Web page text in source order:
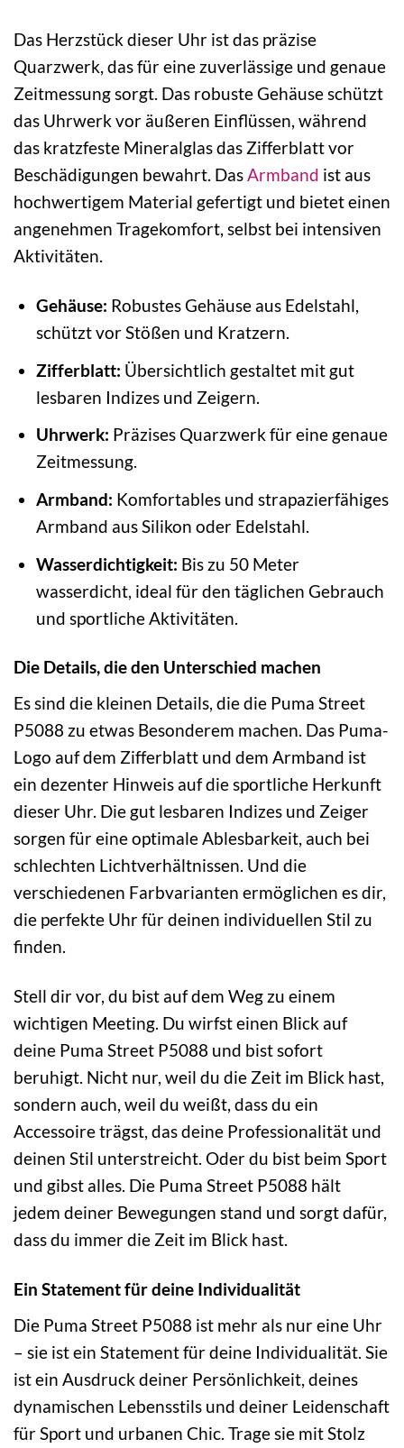
Das Herzstück dieser Uhr ist das präzise
Quarzwerk, das für eine zuverlässige und genaue
Zeitmessung sorgt. Das robuste Gehäuse schützt
das Uhrwerk vor äußeren Einflüssen, während
das kratzfeste Mineralglas das Zifferblatt vor
Beschädigungen bewahrt. DasArmband ist aus
hochwertigem Material gefertigt und bietet einen
angenehmen Tragekomfort, selbst bei intensiven
Aktivitäten.
Gehäuse: Robustes Gehäuse aus Edelstahl,
schützt vor Stößen und Kratzern.
Zifferblatt: Übersichtlich gestaltet mit gut
lesbaren Indizes und Zeigern.
Uhrwerk: Präzises Quarzwerk für eine genaue
Zeitmessung.
Armband: Komfortables und strapazierfähiges
Armband aus Silikon oder Edelstahl.
Wasserdichtigkeit: Bis zu 50 Meter
wasserdicht, ideal für den täglichen Gebrauch
und sportliche Aktivitäten.
Die Details, die den Unterschied machen
Es sind die kleinen Details, die die Puma Street
P5088 zu etwas Besonderem machen. Das Puma-
Logo auf dem Zifferblatt und dem Armband ist
ein dezenter Hinweis auf die sportliche Herkunft
dieser Uhr. Die gut lesbaren Indizes und Zeiger
sorgen für eine optimale Ablesbarkeit, auch bei
schlechten Lichtverhältnissen. Und die
verschiedenen Farbvarianten ermöglichen es dir,
die perfekte Uhr für deinen individuellen Stil zu
finden.
Stell dir vor, du bist auf dem Weg zu einem
wichtigen Meeting. Du wirfst einen Blick auf
deine Puma Street P5088 und bist sofort
beruhigt. Nicht nur, weil du die Zeit im Blick hast,
sondern auch, weil du weißt, dass du ein
Accessoire trägst, das deine Professionalität und
deinen Stil unterstreicht. Oder du bist beim Sport
und gibst alles. Die Puma Street P5088 hält
jedem deiner Bewegungen stand und sorgt dafür,
dass du immer die Zeit im Blick hast.
Ein Statement für deine Individualität
Die Puma Street P5088 ist mehr als nur eine Uhr
– sie ist ein Statement für deine Individualität. Sie
ist ein Ausdruck deiner Persönlichkeit, deines
dynamischen Lebensstils und deiner Leidenschaft
für Sport und urbanen Chic. Trage sie mit Stolz